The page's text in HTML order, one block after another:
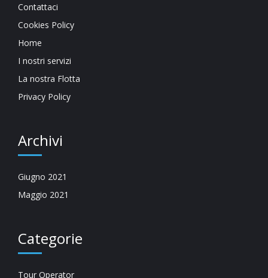
Contattaci
Cookies Policy
Home
I nostri servizi
La nostra Flotta
Privacy Policy
Archivi
Giugno 2021
Maggio 2021
Categorie
Tour Operator